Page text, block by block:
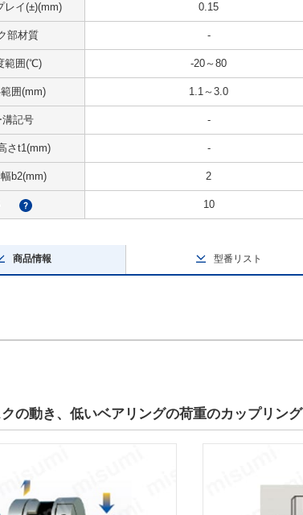
レイ(±)(mm) 0.15
部材質 -
範囲(℃) -20～80
囲(mm) 1.1～3.0
溝記号 -
さt1(mm) -
b2(mm) 2
? 10
商品情報 型番リスト
の動き、低いベアリングの荷重のカップリング